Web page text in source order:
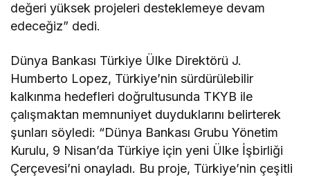
değeri yüksek projeleri desteklemeye devam
edeceğiz” dedi.
Dünya Bankası Türkiye Ülke Direktörü J.
Humberto Lopez, Türkiye’nin sürdürülebilir
kalkınma hedefleri doğrultusunda TKYB ile
çalışmaktan memnuniyet duyduklarını belirterek
şunları söyledi: “Dünya Bankası Grubu Yönetim
Kurulu, 9 Nisan’da Türkiye için yeni Ülke İşbirliği
Çerçevesi’ni onayladı. Bu proje, Türkiye’nin çeşitli